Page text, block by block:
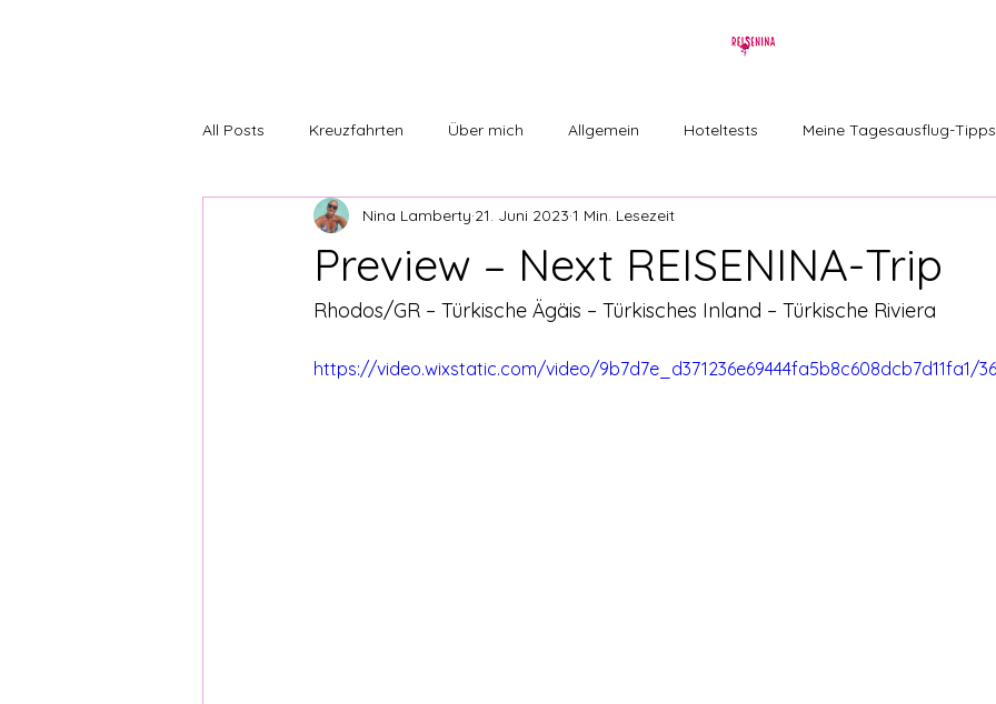
All Posts Kreuzfahrten Über mich Allgemein Hoteltests Meine Tagesausflug-Tipps
REISENINA-Trip REISENINA-Kunden berichten
Preview – Next REISENINA-Trip
Nina Lamberty 21. Juni 2023 1 Min. Lesezeit
Rhodos/GR – Türkische Ägäis – Türkisches Inland – Türkische Riviera
https://video.wixstatic.com/video/9b7d7e_d371236e69444fa5b8c608dcb7d11fa1/